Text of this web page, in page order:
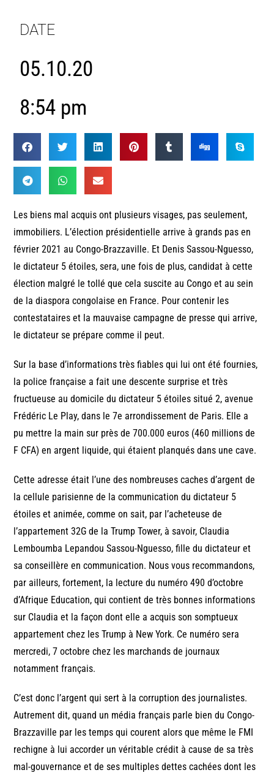
DATE
05.10.20
8:54 pm
Les biens mal acquis ont plusieurs visages, pas seulement,
immobiliers. L’élection présidentielle arrive à grands pas en
février 2021 au Congo-Brazzaville. Et Denis Sassou-Nguesso,
le dictateur 5 étoiles, sera, une fois de plus, candidat à cette
élection malgré le tollé que cela suscite au Congo et au sein
de la diaspora congolaise en France. Pour contenir les
contestataires et la mauvaise campagne de presse qui arrive,
le dictateur se prépare comme il peut.
Sur la base d’informations très fiables qui lui ont été fournies,
la police française a fait une descente surprise et très
fructueuse au domicile du dictateur 5 étoiles situé 2, avenue
Frédéric Le Play, dans le 7e arrondissement de Paris. Elle a
pu mettre la main sur près de 700.000 euros (460 millions de
F CFA) en argent liquide, qui étaient planqués dans une cave.
Cette adresse était l’une des nombreuses caches d’argent de
la cellule parisienne de la communication du dictateur 5
étoiles et animée, comme on sait, par l’acheteuse de
l’appartement 32G de la Trump Tower, à savoir, Claudia
Lemboumba Lepandou Sassou-Nguesso, fille du dictateur et
sa conseillère en communication. Nous vous recommandons,
par ailleurs, fortement, la lecture du numéro 490 d’octobre
d’Afrique Education, qui contient de très bonnes informations
sur Claudia et la façon dont elle a acquis son somptueux
appartement chez les Trump à New York. Ce numéro sera
mercredi, 7 octobre chez les marchands de journaux
notamment français.
C’est donc l’argent qui sert à la corruption des journalistes.
Autrement dit, quand un média français parle bien du Congo-
Brazzaville par les temps qui courent alors que même le FMI
rechigne à lui accorder un véritable crédit à cause de sa très
mal-gouvernance et de ses multiples dettes cachées dont les